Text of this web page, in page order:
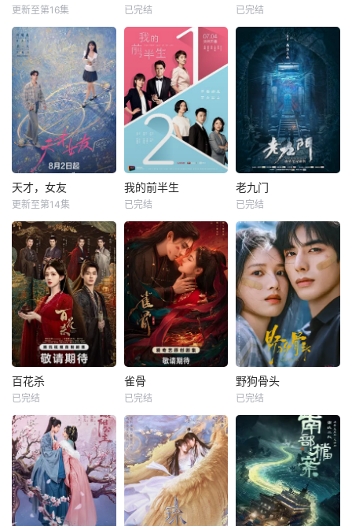
更新至第16集 已完结 已完结
天才，女友
更新至第14集
我的前半生
已完结
老九门
已完结
百花杀
已完结
雀骨
已完结
野狗骨头
已完结